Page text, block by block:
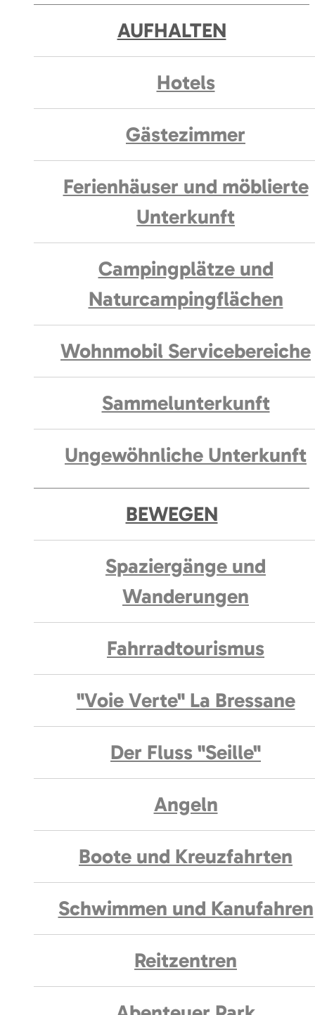
AUFHALTEN
Hotels
Gästezimmer
Ferienhäuser und möblierte
Unterkunft
Campingplätze und
Naturcampingflächen
Wohnmobil Servicebereiche
Sammelunterkunft
Ungewöhnliche Unterkunft
BEWEGEN
Spaziergänge und
Wanderungen
Fahrradtourismus
"Voie Verte" La Bressane
Der Fluss "Seille"
Angeln
Boote und Kreuzfahrten
Schwimmen und Kanufahren
Reitzentren